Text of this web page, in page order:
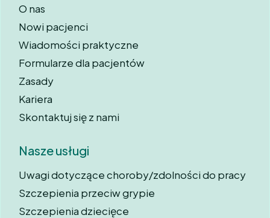
O nas
Nowi pacjenci
Wiadomości praktyczne
Formularze dla pacjentów
Zasady
Kariera
Skontaktuj się z nami
Nasze usługi
Uwagi dotyczące choroby/zdolności do pracy
Szczepienia przeciw grypie
Szczepienia dziecięce